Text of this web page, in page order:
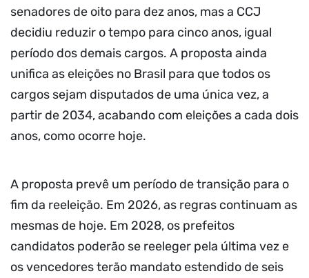
senadores de oito para dez anos, mas a CCJ
decidiu reduzir o tempo para cinco anos, igual
período dos demais cargos. A proposta ainda
unifica as eleições no Brasil para que todos os
cargos sejam disputados de uma única vez, a
partir de 2034, acabando com eleições a cada dois
anos, como ocorre hoje.
A proposta prevê um período de transição para o
fim da reeleição. Em 2026, as regras continuam as
mesmas de hoje. Em 2028, os prefeitos
candidatos poderão se reeleger pela última vez e
os vencedores terão mandato estendido de seis